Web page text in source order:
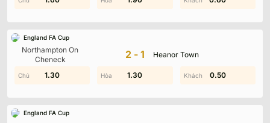
England FA Cup
Northampton On
Cheneck
2-1 Heanor Town
1.50 0.40 0.40
1.30 1.30 0.50
England FA Cup